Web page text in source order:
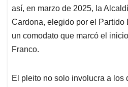
así, en marzo de 2025, la
Cardona, elegido por el Partido
un comodato que marcó el
Franco.
El pleito no solo involucra a los